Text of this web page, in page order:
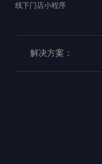
线下门店小程序
解决方案：